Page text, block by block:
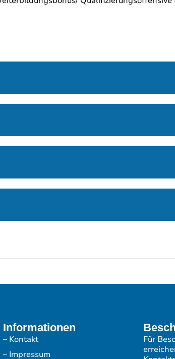
Informationen
– Kontakt
– Impressum
Für